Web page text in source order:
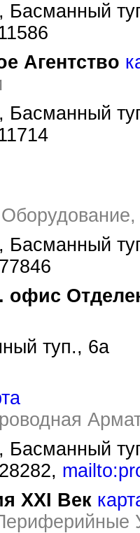
Басманный
Агентство
Басманный
Басманный
офис
туп., 6а
Басманный
XXI Век